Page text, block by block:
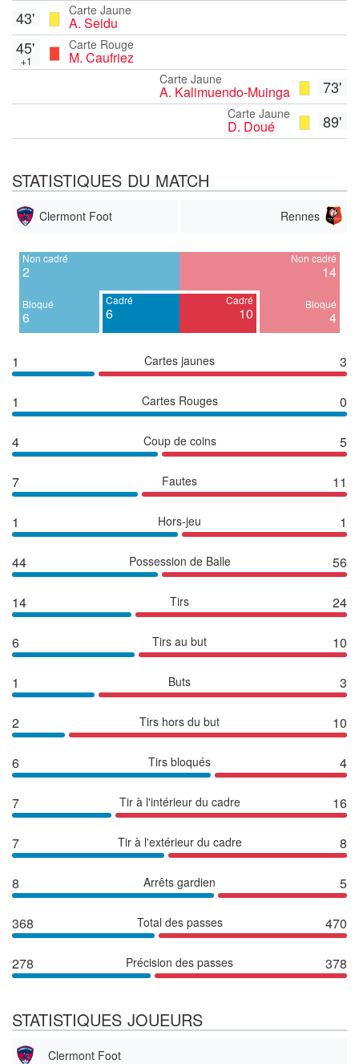
Carte Jaune
A. Seidu
43'
Carte Rouge
M. Caufriez
45'
+1
73'
Carte Jaune
A. Kalimuendo-Muinga
89'
Carte Jaune
D. Doué
STATISTIQUES DU MATCH
Clermont Foot Rennes
Non cadré
2
Bloqué
6
Cadré
6
Cadré
10
Non cadré
14
Bloqué
4
1 Cartes jaunes 3
1 Cartes Rouges 0
4 Coup de coins 5
7 Fautes 11
1 Hors-jeu 1
44 Possession de Balle 56
14 Tirs 24
6 Tirs au but 10
1 Buts 3
2 Tirs hors du but 10
6 Tirs bloqués 4
7 Tir à l'intérieur du cadre 16
7 Tir à l'extérieur du cadre 8
8 Arrêts gardien 5
368 Total des passes 470
278 Précision des passes 378
STATISTIQUES JOUEURS
Clermont Foot